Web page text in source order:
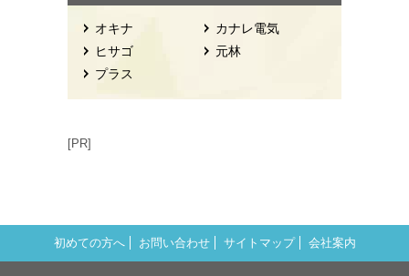
オキナ
ヒサゴ
プラス
カナレ電気
元林
[PR]
初めての方へ お問い合わせ サイトマップ 会社案内